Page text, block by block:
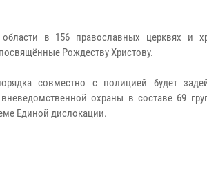
в 156 православных церквях и
Рождеству Христову.
совместно с полицией будет
охраны в составе 69
Единой дислокации.